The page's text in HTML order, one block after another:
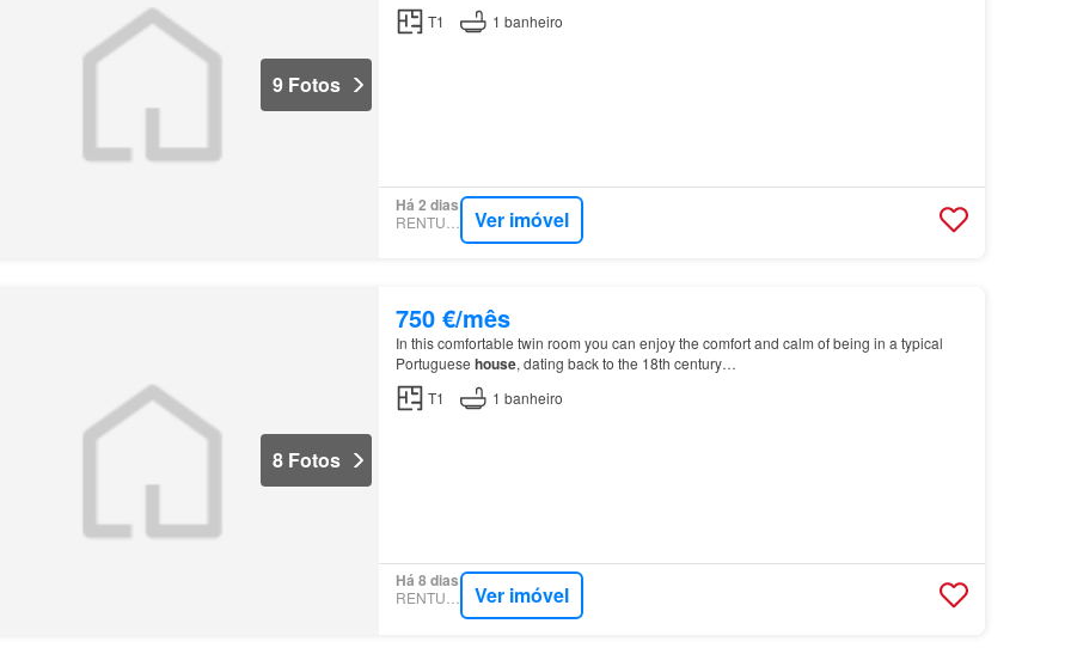
9 Fotos
T1
1 banheiro
Há 2 dias
Ver imóvel
8 Fotos
750 €/mês
In this comfortable twin room you can enjoy the comfort and calm of being in a typical
Portuguese house, dating back to the 18th century…
T1
1 banheiro
Há 8 dias
Ver imóvel